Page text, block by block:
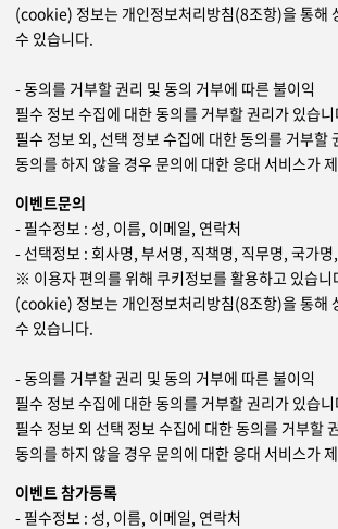
(cookie) 정보는 개인정보처리방침(8조항)을 통해
수 있습니다.
- 동의를 거부할 권리 및 동의 거부에 따른 불이익
필수 정보 수집에 대한 동의를 거부할 권리가 있습니
필수 정보 외, 선택 정보 수집에 대한 동의를 거부할
동의를 하지 않을 경우 문의에 대한 응대 서비스가
이벤트문의
- 필수정보 : 성, 이름, 이메일, 연락처
- 선택정보 : 회사명, 부서명, 직책명, 직무명, 국가명
※ 이용자 편의를 위해 쿠키정보를 활용하고 있습니
(cookie) 정보는 개인정보처리방침(8조항)을 통해
수 있습니다.
- 동의를 거부할 권리 및 동의 거부에 따른 불이익
필수 정보 수집에 대한 동의를 거부할 권리가 있습니
필수 정보 외 선택 정보 수집에 대한 동의를 거부할
동의를 하지 않을 경우 문의에 대한 응대 서비스가
이벤트 참가등록
- 필수정보 : 성, 이름, 이메일, 연락처